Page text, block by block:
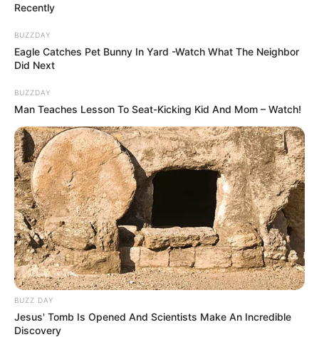
Recently
BUZZDAY
Eagle Catches Pet Bunny In Yard -Watch What The Neighbor
Did Next
BUZZDAY
Man Teaches Lesson To Seat-Kicking Kid And Mom – Watch!
BUZZ DAY
Jesus' Tomb Is Opened And Scientists Make An Incredible
Discovery